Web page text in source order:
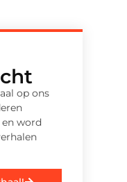
op ons
word